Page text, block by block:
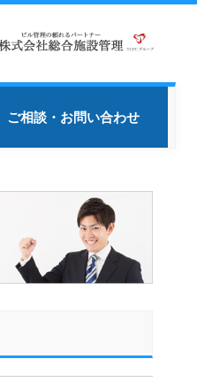
ご相談・お問い合わせ